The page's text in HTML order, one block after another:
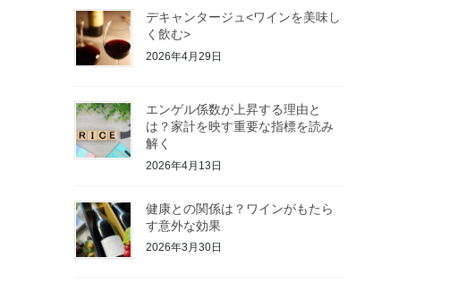
デキャンタージュ<ワインを美味し
く飲む>
2026年4月29日
エンゲル係数が上昇する理由と
は？家計を映す重要な指標を読み
解く
2026年4月13日
健康との関係は？ワインがもたら
す意外な効果
2026年3月30日